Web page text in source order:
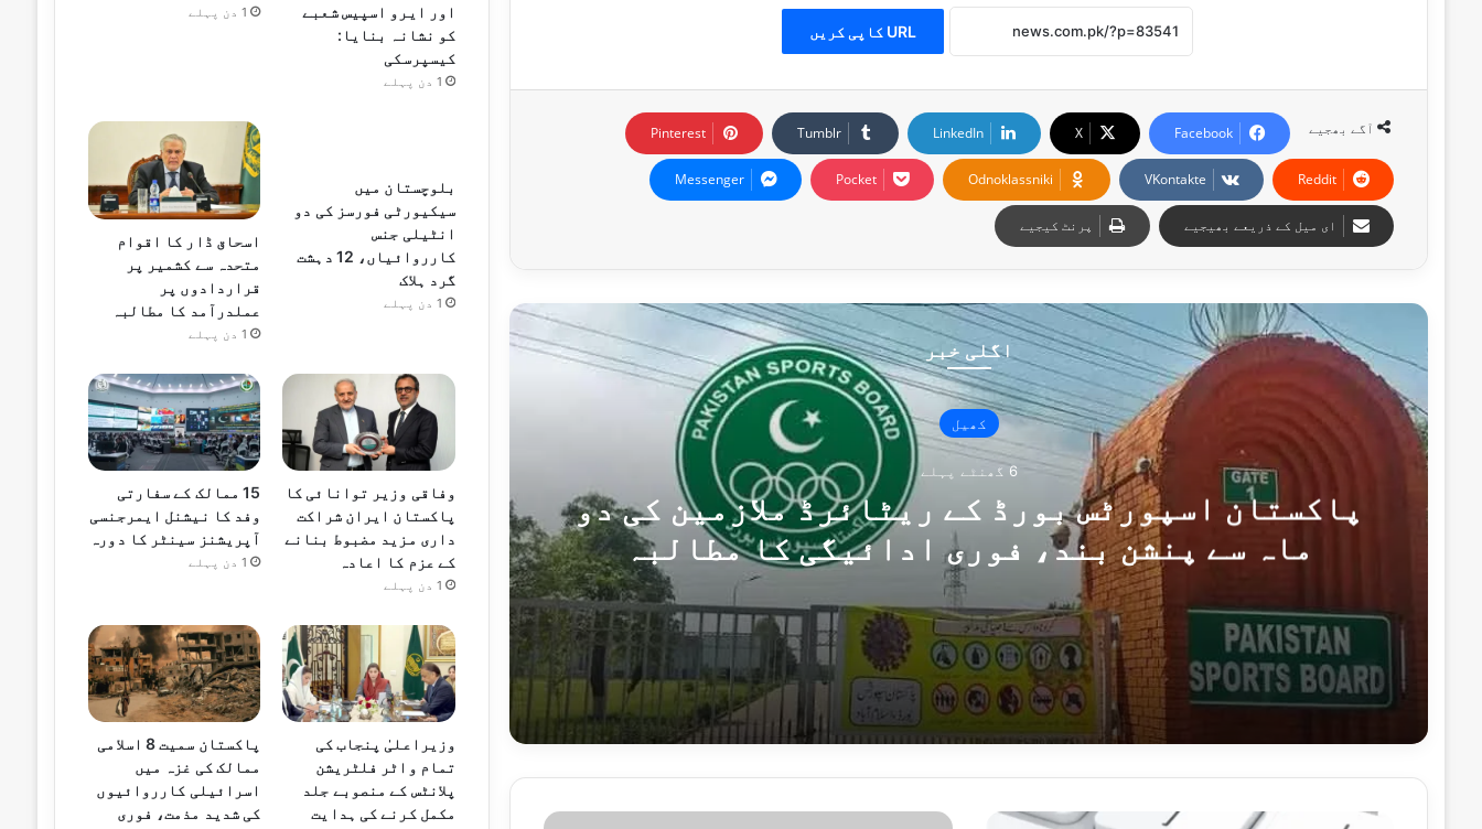
URL کاپی کریں
آگے بھجیے Facebook
X
LinkedIn
Tumblr
Pinterest
Reddit
VKontakte
Odnoklassniki
Pocket
Messenger
ای میل کے ذریعے بھیجیے پرنٹ کیجیے
اگلی خبر
کھیل
6 گھنٹے پہلے
پاکستان اسپورٹس بورڈ کے ریٹائرڈ ملازمین کی دو
ماہ سے پنشن بند، فوری ادائیگی کا مطالبہ
6 گھنٹے پہلے
پاکستان اسپورٹس بورڈ کے ریٹائرڈ ملازمین کی دو ماہ سے پنشن بند، فوری ادائیگی کا مطالبہ
ب
اور ایرو اسپیس شعبے
کو نشانہ بنایا:
کیسپرسکی
1 دن پہلے
1 دن پہلے
بلوچستان میں
سیکیورٹی فورسز کی دو
انٹیلی جنس
کارروائیاں، 12 دہشت
گرد ہلاک
1 دن پہلے
اسحاق ڈار کا اقوام
متحدہ سے کشمیر پر
قراردادوں پر
عملدرآمد کا مطالبہ
1 دن پہلے
وفاقی وزیر توانائی کا
پاکستان ایران شراکت
داری مزید مضبوط بنانے
کے عزم کا اعادہ
1 دن پہلے
15 ممالک کے سفارتی
وفد کا نیشنل ایمرجنسی
آپریشنز سینٹر کا دورہ
1 دن پہلے
وزیراعلیٰ پنجاب کی
تمام واٹر فلٹریشن
پلانٹس کے منصوبے جلد
مکمل کرنے کی ہدایت
پاکستان سمیت 8 اسلامی
ممالک کی غزہ میں
اسرائیلی کارروائیوں
کی شدید مذمت، فوری